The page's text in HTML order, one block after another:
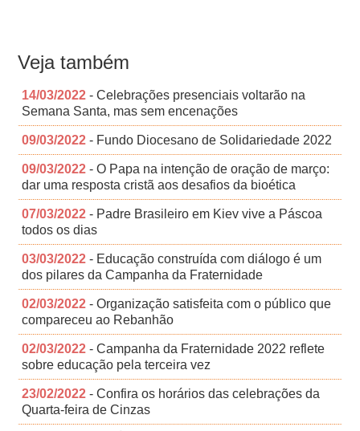
Veja também
14/03/2022 - Celebrações presenciais voltarão na
Semana Santa, mas sem encenações
09/03/2022 - Fundo Diocesano de Solidariedade 2022
09/03/2022 - O Papa na intenção de oração de março:
dar uma resposta cristã aos desafios da bioética
07/03/2022 - Padre Brasileiro em Kiev vive a Páscoa
todos os dias
03/03/2022 - Educação construída com diálogo é um
dos pilares da Campanha da Fraternidade
02/03/2022 - Organização satisfeita com o público que
compareceu ao Rebanhão
02/03/2022 - Campanha da Fraternidade 2022 reflete
sobre educação pela terceira vez
23/02/2022 - Confira os horários das celebrações da
Quarta-feira de Cinzas